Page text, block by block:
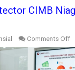
CIMB
Comments Offon